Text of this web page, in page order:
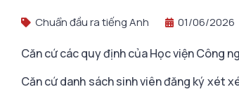
Chuẩn đầu ra tiếng Anh 01/06/2026
Căn cứ các quy định của Học viện Công
Căn cứ danh sách sinh viên đăng ký xét